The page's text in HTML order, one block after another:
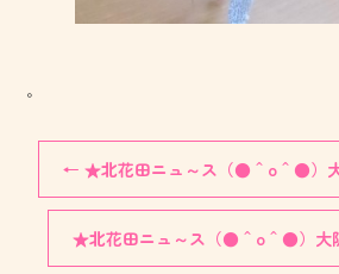
。
← ★北花田ニュ～ス（●＾o＾●）
★北花田ニュ～ス（●＾o＾●）大